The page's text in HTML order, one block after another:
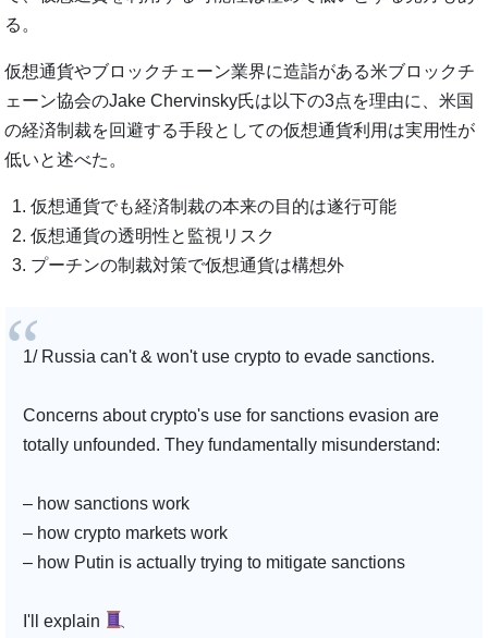
る。
仮想通貨やブロックチェーン業界に造詣がある米ブロックチ
ェーン協会のJake Chervinsky氏は以下の3点を理由に、米国
の経済制裁を回避する手段としての仮想通貨利用は実用性が
低いと述べた。
仮想通貨でも経済制裁の本来の目的は遂行可能
仮想通貨の透明性と監視リスク
プーチンの制裁対策で仮想通貨は構想外
1/ Russia can't & won't use crypto to evade sanctions.
Concerns about crypto's use for sanctions evasion are
totally unfounded. They fundamentally misunderstand:
– how sanctions work
– how crypto markets work
– how Putin is actually trying to mitigate sanctions
I'll explain